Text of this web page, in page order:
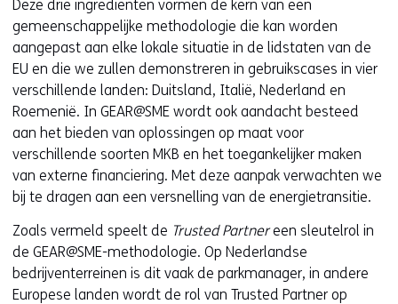
Deze drie ingrediënten vormen de kern van een
gemeenschappelijke methodologie die kan worden
aangepast aan elke lokale situatie in de lidstaten van de
EU en die we zullen demonstreren in gebruikscases in vier
verschillende landen: Duitsland, Italië, Nederland en
Roemenië. In GEAR@SME wordt ook aandacht besteed
aan het bieden van oplossingen op maat voor
verschillende soorten MKB en het toegankelijker maken
van externe financiering. Met deze aanpak verwachten we
bij te dragen aan een versnelling van de energietransitie.
Zoals vermeld speelt de Trusted Partnereen sleutelrol in
de GEAR@SME-methodologie. Op Nederlandse
bedrijventerreinen is dit vaak de parkmanager, in andere
Europese landen wordt de rol van Trusted Partner op